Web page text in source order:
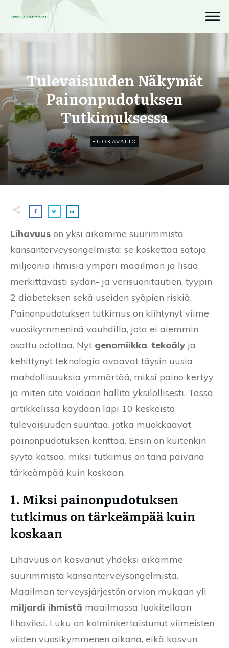
Tulevaisuuden Näkymät
Painonpudotuksen
Tutkimuksessa
RUOKAVALIO
Lihavuus on yksi aikamme suurimmista
kansanterveysongelmista: se koskettaa satoja
miljoonia ihmisiä ympäri maailman ja lisää
merkittävästi sydän- ja verisuonitautien, tyypin
2 diabeteksen sekä useiden syöpien riskiä.
Painonpudotuksen tutkimus on kiihtynyt viime
vuosikymmeninä vauhdilla, jota ei aiemmin
osattu odottaa. Nyt genomiikka, tekoäly ja
kehittynyt teknologia avaavat täysin uusia
mahdollisuuksia ymmärtää, miksi paino kertyy
ja miten sitä voidaan hallita yksilöllisesti. Tässä
artikkelissa käydään läpi 10 keskeistä
tulevaisuuden suuntaa, jotka muokkaavat
painonpudotuksen kenttää. Ensin on kuitenkin
syytä katsoa, miksi tutkimus on tänä päivänä
tärkeämpää kuin koskaan.
1. Miksi painonpudotuksen
tutkimus on tärkeämpää kuin
koskaan
Lihavuus on kasvanut yhdeksi aikamme
suurimmista kansanterveysongelmista.
Maailman terveysjärjestön arvion mukaan yli
miljardi ihmistä maailmassa luokitellaan
lihaviksi. Luku on kolminkertaistunut viimeisten
viiden vuosikymmenen aikana, eikä kasvun